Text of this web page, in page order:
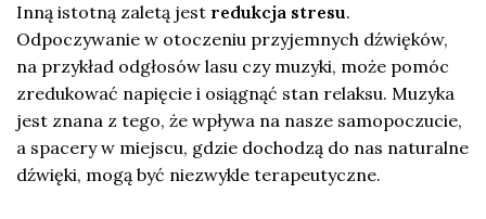
Inną istotną zaletą jest redukcja stresu.
Odpoczywanie w otoczeniu przyjemnych dźwięków,
na przykład odgłosów lasu czy muzyki, może pomóc
zredukować napięcie i osiągnąć stan relaksu. Muzyka
jest znana z tego, że wpływa na nasze samopoczucie,
a spacery w miejscu, gdzie dochodzą do nas naturalne
dźwięki, mogą być niezwykle terapeutyczne.